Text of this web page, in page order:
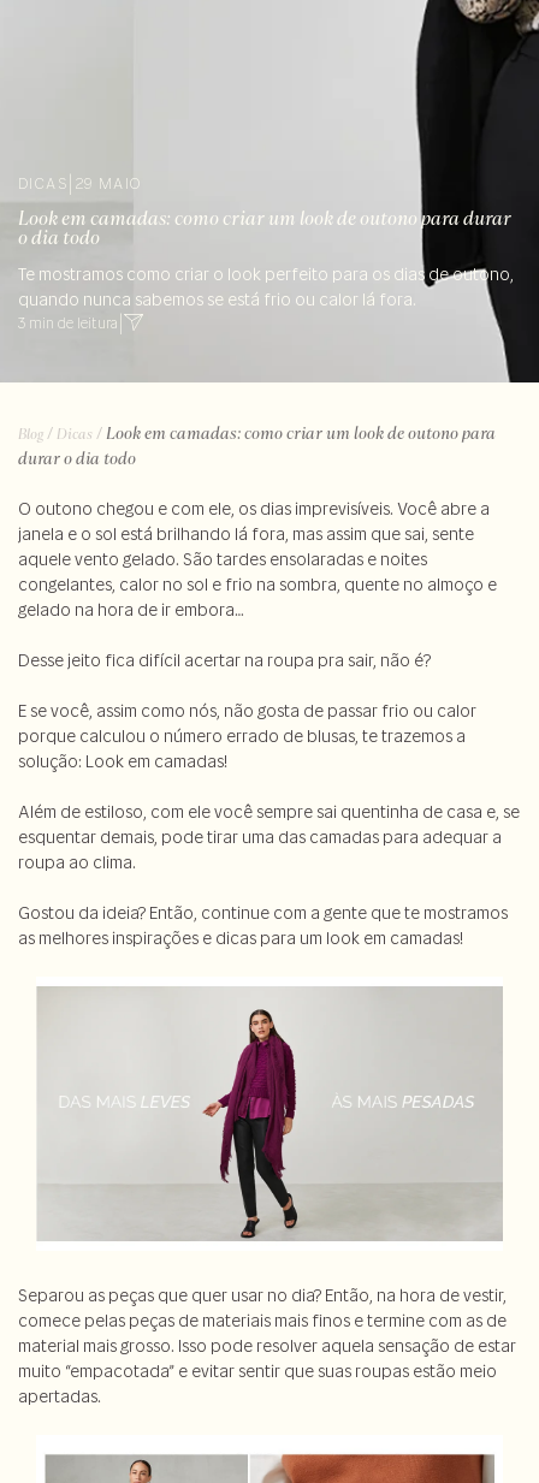
DICAS 29 MAIO
Look em camadas: como criar um look de outono para durar
o dia todo
Te mostramos como criar o look perfeito para os dias de outono,
quando nunca sabemos se está frio ou calor lá fora.
3 min de leitura
Blog / Dicas / Look em camadas: como criar um look de outono para
durar o dia todo
O outono chegou e com ele, os dias imprevisíveis. Você abre a
janela e o sol está brilhando lá fora, mas assim que sai, sente
aquele vento gelado. São tardes ensolaradas e noites
congelantes, calor no sol e frio na sombra, quente no almoço e
gelado na hora de ir embora…
Desse jeito fica difícil acertar na roupa pra sair, não é?
E se você, assim como nós, não gosta de passar frio ou calor
porque calculou o número errado de blusas, te trazemos a
solução: Look em camadas!
Além de estiloso, com ele você sempre sai quentinha de casa e, se
esquentar demais, pode tirar uma das camadas para adequar a
roupa ao clima.
Gostou da ideia? Então, continue com a gente que te mostramos
as melhores inspirações e dicas para um look em camadas!
Separou as peças que quer usar no dia? Então, na hora de vestir,
comece pelas peças de materiais mais finos e termine com as de
material mais grosso. Isso pode resolver aquela sensação de estar
muito “empacotada” e evitar sentir que suas roupas estão meio
apertadas.